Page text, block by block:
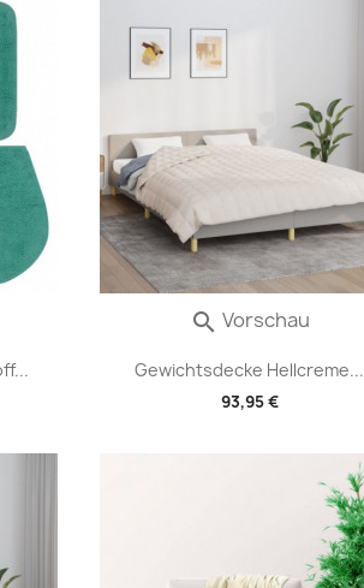
Gewichtsdecke Hellcreme...
93,95 €
 Vorschau